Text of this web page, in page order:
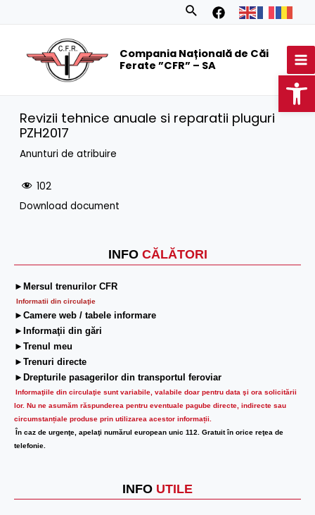
Search
Compania Națională de Căi
Ferate ”CFR” – SA
INFO CĂLĂTORI
►Mersul trenurilor CFR
Informatii din circulaţie
►Camere web / tabele informare
►Informaţii din gări
►Trenul meu
►Trenuri directe
►Drepturile pasagerilor din transportul feroviar
Informaţiile din circulaţie sunt variabile, valabile doar pentru data şi ora solicitării
lor. Nu ne asumăm răspunderea pentru eventuale pagube directe, indirecte sau
circumstanțiale produse prin utilizarea acestor informații.
În caz de urgenţe, apelaţi numărul european unic 112. Gratuit în orice reţea de
telefonie.
INFO UTILE
Revizii tehnice anuale si reparatii pluguri
PZH2017
Anunturi de atribuire
102
Download document